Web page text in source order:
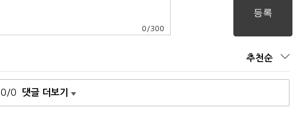
0 /300
추천순
0/0 댓글 더보기